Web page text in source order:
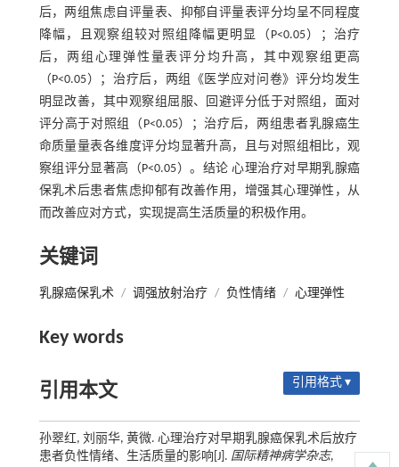
后，两组焦虑自评量表、抑郁自评量表评分均呈不同程度
降幅，且观察组较对照组降幅更明显（P<0.05）；治疗
后，两组心理弹性量表评分均升高，其中观察组更高
（P<0.05）；治疗后，两组《医学应对问卷》评分均发生
明显改善，其中观察组屈服、回避评分低于对照组，面对
评分高于对照组（P<0.05）；治疗后，两组患者乳腺癌生
命质量量表各维度评分均显著升高，且与对照组相比，观
察组评分显著高（P<0.05）。结论 心理治疗对早期乳腺癌
保乳术后患者焦虑抑郁有改善作用，增强其心理弹性，从
而改善应对方式，实现提高生活质量的积极作用。
关键词
乳腺癌保乳术 / 调强放射治疗 / 负性情绪 / 心理弹性
Key words
引用本文 引用格式 ▾
孙翠红, 刘丽华, 黄微. 心理治疗对早期乳腺癌保乳术后放疗
患者负性情绪、生活质量的影响[J]. 国际精神病学杂志,